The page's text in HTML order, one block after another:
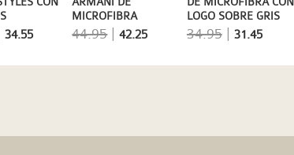
LOGO SOBRE GRIS
AZULADO
34.95| 31.45
MICROFIBRA
JAQUARD EN BEIGE
CON LETRAS
44.95|42.25
34.55